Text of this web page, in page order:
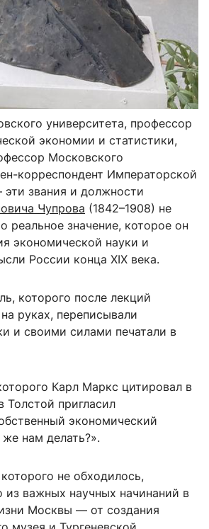
университета, профессор
экономии и статистики,
Московского
корреспондент Императорской
звания и должности
Чупрова (1842–1908) не
реальное значение, которое он
экономической науки и
России конца XIX века.
которого после лекций
руках, переписывали
и своими силами печатали в
Карл Маркс цитировал в
Толстой пригласил
экономический
нам делать?».
не обходилось,
из важных научных начинаний в
Москвы — от создания